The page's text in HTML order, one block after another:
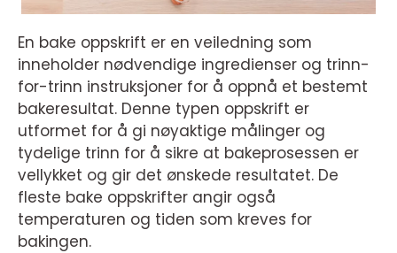
En bake oppskrift er en veiledning som
inneholder nødvendige ingredienser og trinn-
for-trinn instruksjoner for å oppnå et bestemt
bakeresultat. Denne typen oppskrift er
utformet for å gi nøyaktige målinger og
tydelige trinn for å sikre at bakeprosessen er
vellykket og gir det ønskede resultatet. De
fleste bake oppskrifter angir også
temperaturen og tiden som kreves for
bakingen.